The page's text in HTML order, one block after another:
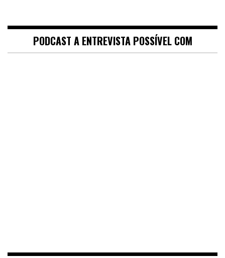
PODCAST A ENTREVISTA POSSÍVEL COM